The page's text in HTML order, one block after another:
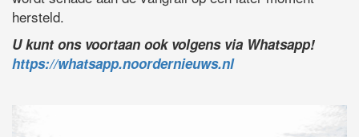
hersteld.
U kunt ons voortaan ook volgens via Whatsapp!
https://whatsapp.noordernieuws.nl